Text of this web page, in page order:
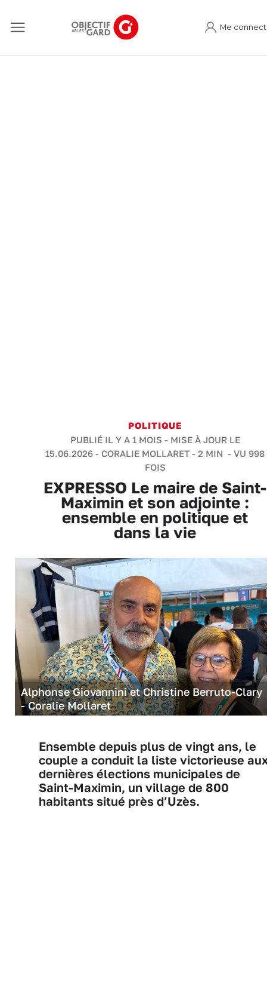
Me
POLITIQUE
PUBLIÉ IL Y A 1 MOIS - MISE À JOUR LE
15.06.2026 - CORALIE MOLLARET - 2 MIN - VU 998
FOIS
EXPRESSO Le maire de Saint-
Maximin et son adjointe :
ensemble en politique et
dans la vie
Alphonse Giovannini et Christine Berruto-Clary
- Coralie Mollaret
Ensemble depuis plus de vingt ans, le
couple a conduit la liste victorieuse
dernières élections municipales de
Saint-Maximin, un village de 800
habitants situé près d’Uzès.